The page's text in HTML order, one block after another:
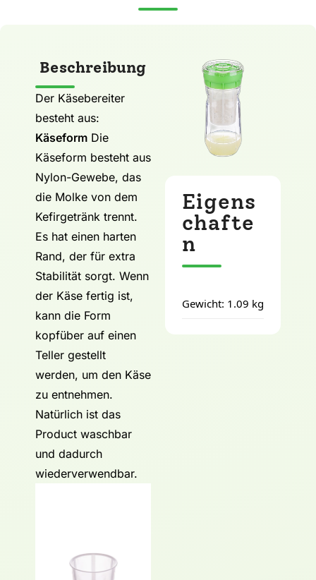
Beschreibung
Der Käsebereiter
besteht aus:
Käseform Die
Käseform besteht aus
Nylon-Gewebe, das
die Molke von dem
Kefirgetränk trennt.
Es hat einen harten
Rand, der für extra
Stabilität sorgt. Wenn
der Käse fertig ist,
kann die Form
kopfüber auf einen
Teller gestellt
werden, um den Käse
zu entnehmen.
Natürlich ist das
Product waschbar
und dadurch
wiederverwendbar.
Eigens
chafte
n
Gewicht: 1.09 kg